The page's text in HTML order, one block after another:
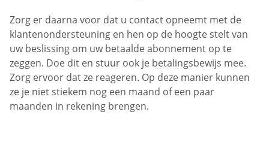
Zorg er daarna voor dat u contact opneemt met de
klantenondersteuning en hen op de hoogte stelt van
uw beslissing om uw betaalde abonnement op te
zeggen. Doe dit en stuur ook je betalingsbewijs mee.
Zorg ervoor dat ze reageren. Op deze manier kunnen
ze je niet stiekem nog een maand of een paar
maanden in rekening brengen.